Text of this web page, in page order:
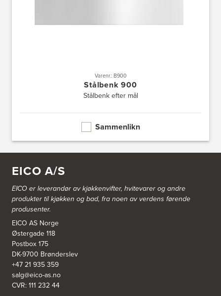
Varenr.: B900
Stålbenk 900
Stålbenk efter mål
Sammenlikn
EICO A/S
EICO er leverandør av kjøkkenvifter, hvitevarer og andre
produkter til kjøkken og bad, fra noen av verdens førende
produsenter.
EICO AS Norge
Østergade 118
Postbox 175
DK-9700 Brønderslev
+47 21 935 359
salg@eico-as.no
CVR: 111 232 44